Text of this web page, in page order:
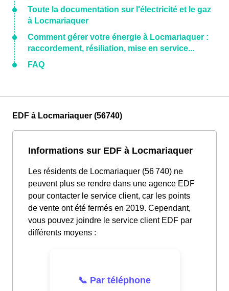
Toute la documentation sur l'électricité et le gaz
à Locmariaquer
Comment gérer votre énergie à Locmariaquer :
raccordement, résiliation, mise en service...
FAQ
EDF à Locmariaquer (56740)
Informations sur EDF à Locmariaquer
Les résidents de Locmariaquer (56 740) ne
peuvent plus se rendre dans une agence EDF
pour contacter le service client, car les points
de vente ont été fermés en 2019. Cependant,
vous pouvez joindre le service client EDF par
différents moyens :
📞 Par téléphone